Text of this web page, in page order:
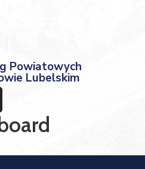
Powiatowych
Lubelskim